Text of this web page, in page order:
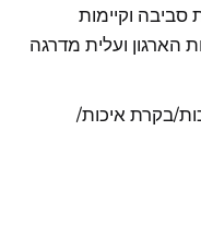
וקיימות
הארגון ועלית מדרגה
בקרת איכות/